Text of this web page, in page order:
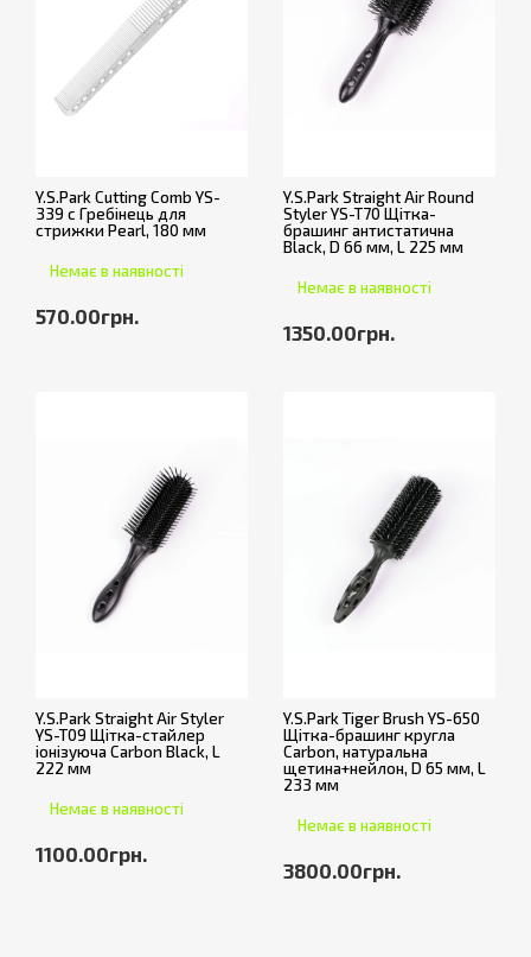
Y.S.Park Cutting Comb YS-
339 c Гребінець для
стрижки Pearl, 180 мм
Немає в наявності
570.00грн.
Y.S.Park Straight Air Round
Styler YS-T70 Щітка-
брашинг антистатична
Black, D 66 мм, L 225 мм
Немає в наявності
1350.00грн.
Y.S.Park Straight Air Styler
YS-T09 Щітка-стайлер
іонізуюча Carbon Black, L
222 мм
Немає в наявності
1100.00грн.
Y.S.Park Tiger Brush YS-650
Щітка-брашинг кругла
Carbon, натуральна
щетина+нейлон, D 65 мм, L
233 мм
Немає в наявності
3800.00грн.